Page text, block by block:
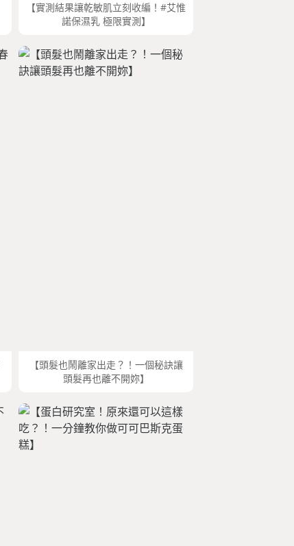
【實測結果讓乾敏肌立刻收編！#艾惟
諾保濕乳 極限實測】
【頭髮也鬧離家出走？！一個秘訣讓
頭髮再也離不開妳】